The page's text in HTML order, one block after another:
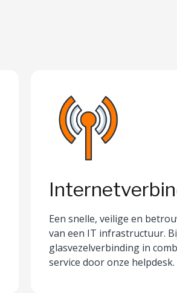
Een snelle, veilige en
van een IT infrastructuur.
glasvezelverbinding in
service door onze helpdesk.